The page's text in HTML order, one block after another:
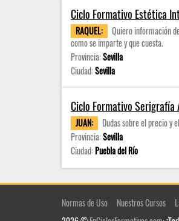
Ciclo Formativo Estética
RAQUEL:
Quiero información
como se imparte y que cuesta.
Provincia:Sevilla
Ciudad:Sevilla
Ciclo Formativo
JUAN:
Dudas sobre el precio y
Provincia:Sevilla
Ciudad:Puebla del Río
Normas de Uso Nuestros Cursos